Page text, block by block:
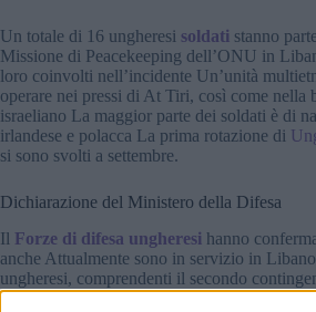
Un totale di 16 ungheresi soldati stanno
Missione di Peacekeeping dell’ONU in
loro coinvolti nell’incidente Un’unità
operare nei pressi di At Tiri, così come nella
israeliano La maggior parte dei soldati è di
irlandese e polacca La prima rotazione di
si sono svolti a settembre.
Dichiarazione del Ministero della Difesa
Il Forze di difesa ungheresi hanno
anche Attualmente sono in servizio in
ungheresi, comprendenti il secondo
si è tenuta presso la caserma Maria Theresia